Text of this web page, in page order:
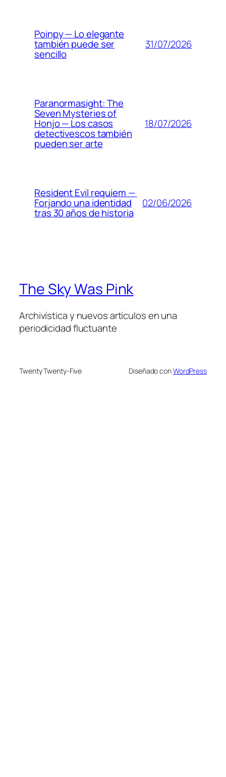
Poinpy — Lo elegante
también puede ser
sencillo
31/07/2026
Paranormasight: The
Seven Mysteries of
Honjo — Los casos
detectivescos también
pueden ser arte
18/07/2026
Resident Evil requiem —
Forjando una identidad
tras 30 años de historia
02/06/2026
The Sky Was Pink
Archivística y nuevos artículos en una
periodicidad fluctuante
Twenty Twenty-Five Diseñado conWordPress